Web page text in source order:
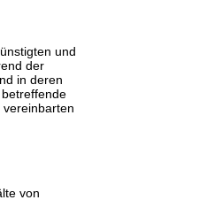
und
der
in deren
von